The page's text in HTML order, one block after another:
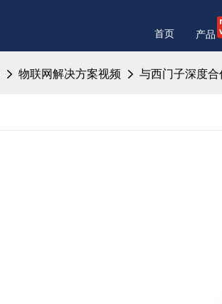
首页 产品
物联网解决方案视频 与西门子深度